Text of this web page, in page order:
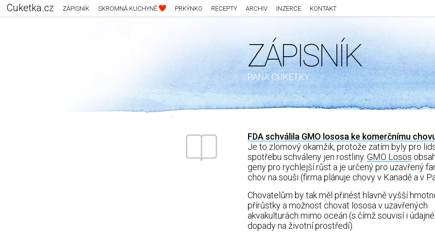
Cuketka.cz ZÁPISNÍK SKROMNÁ KUCHYNĚ PRKÝNKO RECEPTY ARCHIV INZERCE KONTAKT
ZÁPISNÍK
PANA CUKETKY
FDA schválila GMO lososa ke komerčnímu
Je to zlomový okamžik, protože zatím byly pro
spotřebu schváleny jen rostliny. GMO Losos
geny pro rychlejší růst a je určený pro uzavřený
chov na souši (firma plánuje chovy v Kanadě a v
Chovatelům by tak měl přinést hlavně vyšší
přírůstky a možnost chovat lososa v uzavřených
akvakulturách mimo oceán (s čímž souvisí i
dopady na životní prostředí).